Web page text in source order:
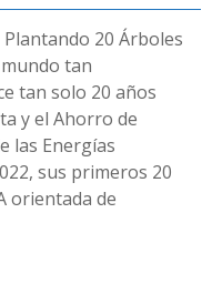
20 Árboles
tan
tan solo 20 años
y el Ahorro de
las Energías
sus primeros 20
orientada de